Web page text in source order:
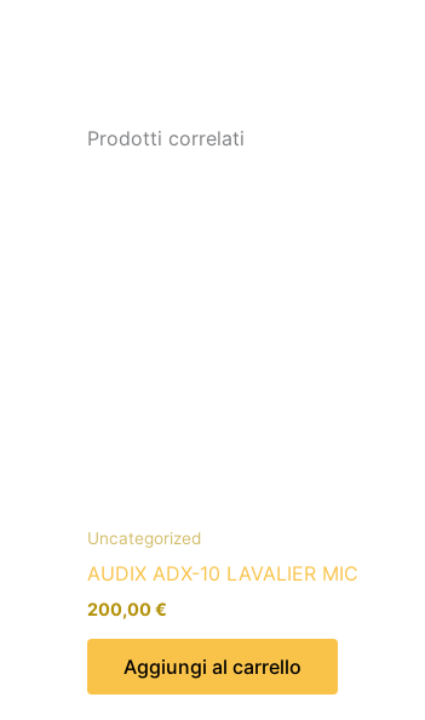
Prodotti correlati
Uncategorized
AUDIX ADX-10 LAVALIER MIC
200,00€
Aggiungi al carrello